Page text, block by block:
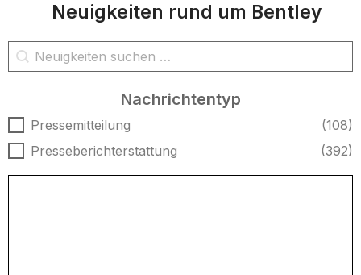
Neuigkeiten rund um Bentley
Nachrichtensuche
Inhalt suchen
Nachrichtentyp
Nachrichtentyp
Pressemitteilung
(108)
Presseberichterstattung
(392)